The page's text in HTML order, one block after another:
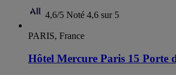
4,6/5 Noté 4,6 sur 5
PARIS, France
Hôtel Mercure Paris 15 Porte